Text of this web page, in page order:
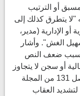
أو الترتيب
"لا يتطرق كذلك إلى
الإدارية (مدير،
الغش". وأشار
بسبب ضعف النص
أو سجن لا يتجاوز
6 أشهر باعتباره "جنحة")، إلى اعتماد الفصل 131 من المجلة
لتشديد العقاب